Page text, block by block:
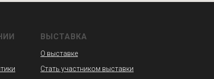
ВЫСТАВКА
О выставке
Стать участником выставки